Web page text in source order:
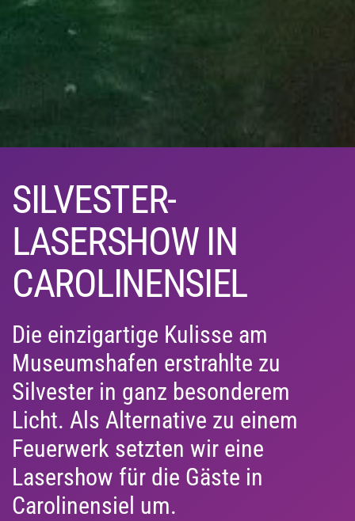
SILVESTER-
LASERSHOW IN
CAROLINENSIEL
Die einzigartige Kulisse am
Museumshafen erstrahlte zu
Silvester in ganz besonderem
Licht. Als Alternative zu einem
Feuerwerk setzten wir eine
Lasershow für die Gäste in
Carolinensiel um.